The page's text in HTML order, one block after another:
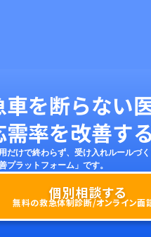
車を断らない
率を改善する
だけで終わらず、受け入れルールづ
プラットフォーム」です。
個別相談する
無料の救急体制診断/オンライン面